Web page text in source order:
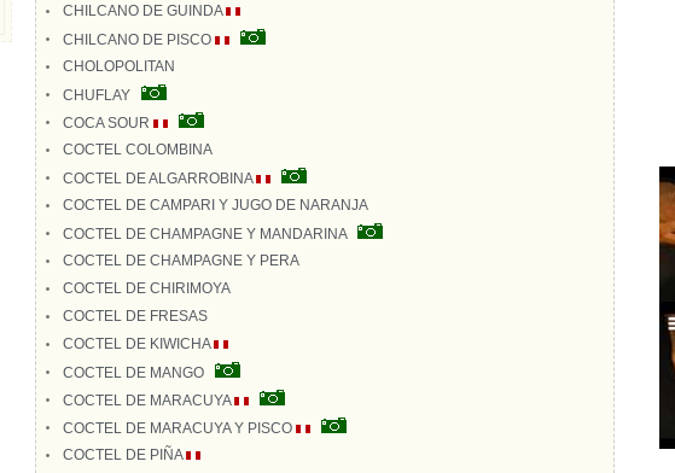
CHILCANO DE GUINDA
CHILCANO DE PISCO
CHOLOPOLITAN
CHUFLAY
COCA SOUR
COCTEL COLOMBINA
COCTEL DE ALGARROBINA
COCTEL DE CAMPARI Y JUGO DE NARANJA
COCTEL DE CHAMPAGNE Y MANDARINA
COCTEL DE CHAMPAGNE Y PERA
COCTEL DE CHIRIMOYA
COCTEL DE FRESAS
COCTEL DE KIWICHA
COCTEL DE MANGO
COCTEL DE MARACUYA
COCTEL DE MARACUYA Y PISCO
COCTEL DE PIÑA